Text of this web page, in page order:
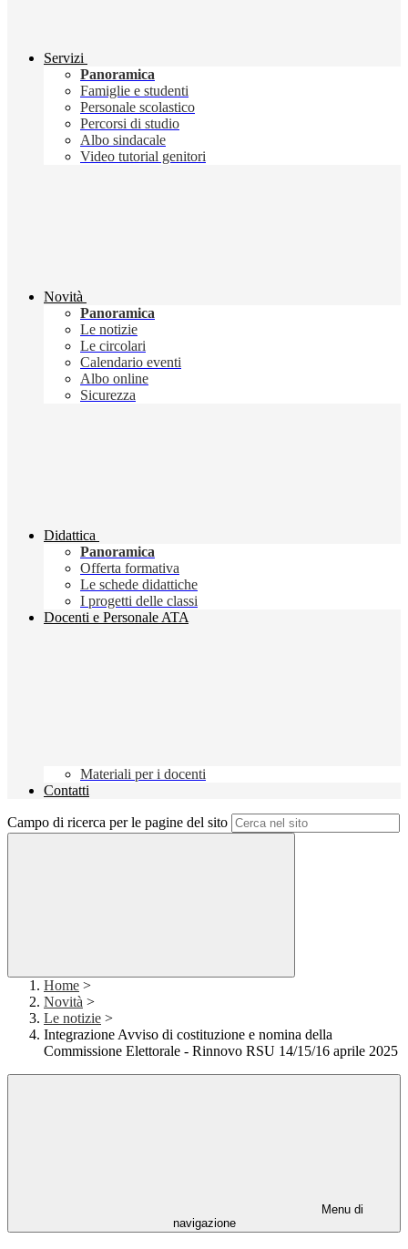
Servizi
Panoramica
Famiglie e studenti
Personale scolastico
Percorsi di studio
Albo sindacale
Video tutorial genitori
Novità
Panoramica
Le notizie
Le circolari
Calendario eventi
Albo online
Sicurezza
Didattica
Panoramica
Offerta formativa
Le schede didattiche
I progetti delle classi
Docenti e Personale ATA
Materiali per i docenti
Contatti
Campo di ricerca per le pagine del sito
Home >
Novità >
Le notizie >
Integrazione Avviso di costituzione e nomina della
Commissione Elettorale - Rinnovo RSU 14/15/16 aprile 2025
Menu di
navigazione